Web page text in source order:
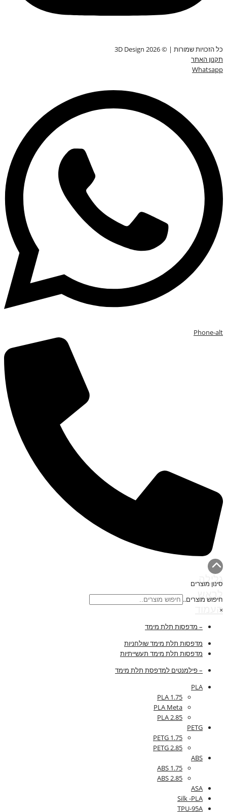
כל הזכויות שמורות | © 3D Design 2026
תקנון האתר
Whatsapp
Phone-alt
גלילה
העמוד
סינון מוצרים
חיפוש מוצרים..
×
– מדפסות תלת מימד
מדפסות תלת מימד שולחניות
מדפסות תלת מימד תעשייתיות
– פילמנטים למדפסת תלת מימד
PLA
PLA 1.75
PLA Meta
PLA 2.85
PETG
PETG 1.75
PETG 2.85
ABS
ABS 1.75
ABS 2.85
ASA
Silk -PLA
TPU-95A